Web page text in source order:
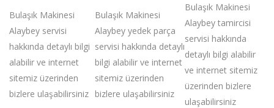
Bulaşık Makinesi
Alaybey servisi
hakkında detaylı bilgi
alabilir ve internet
sitemiz üzerinden
bizlere ulaşabilirsiniz
Bulaşık Makinesi
Alaybey yedek parça
servisi hakkında detaylı
bilgi alabilir ve internet
sitemiz üzerinden
bizlere ulaşabilirsiniz
Bulaşık Makinesi
Alaybey tamircisi
servisi hakkında
detaylı bilgi alabilir
ve internet sitemiz
üzerinden bizlere
ulaşabilirsiniz